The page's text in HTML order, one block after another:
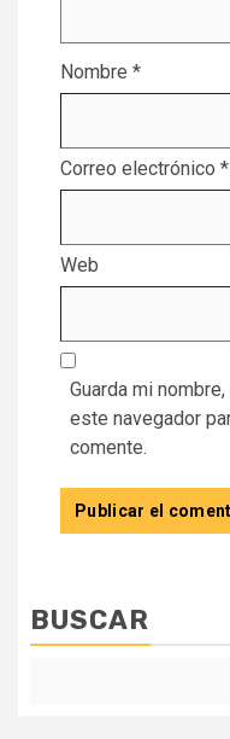
Nombre *
Correo electrónico *
Web
Guarda mi
este navegador
comente.
BUSCAR